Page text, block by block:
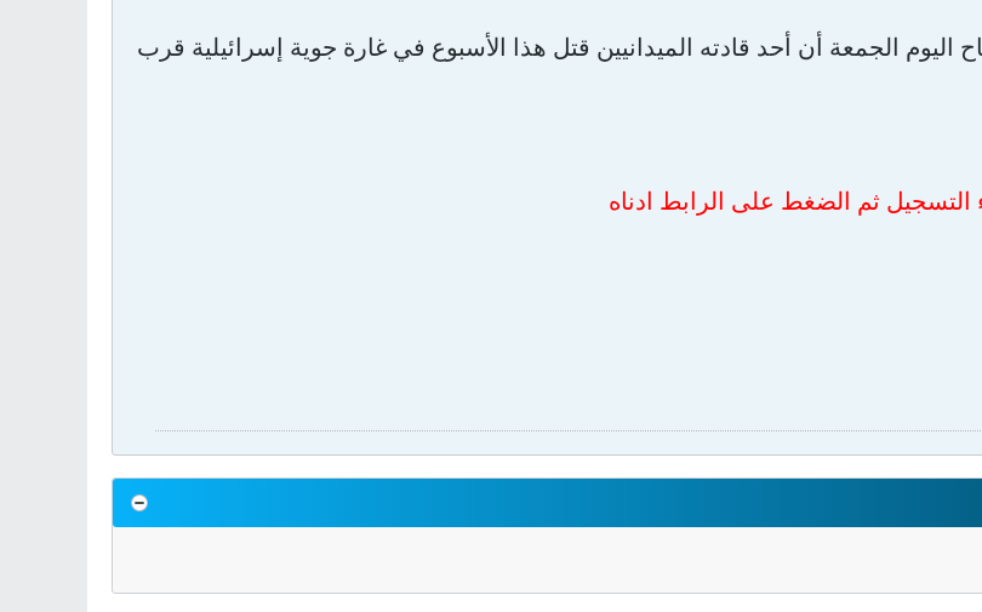
اليوم الجمعة أن أحد قادته الميدانيين قتل هذا الأسبوع في غارة جوية إسرائيلية قرب
التسجيل ثم الضغط على الرابط ادناه